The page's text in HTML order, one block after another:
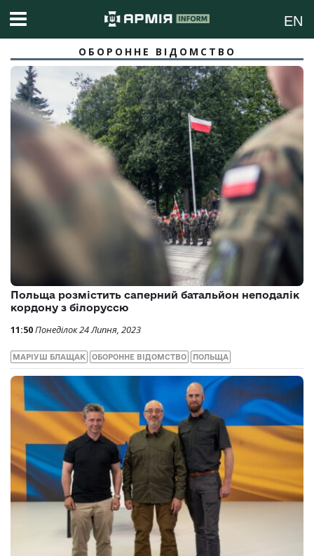
EN
ОБОРОННЕ ВІДОМСТВО
Польща розмістить саперний батальйон неподалік
кордону з білоруссю
11:50Понеділок 24 Липня, 2023
МАРІУШ БЛАЩАК ОБОРОННЕ ВІДОМСТВО ПОЛЬЩА